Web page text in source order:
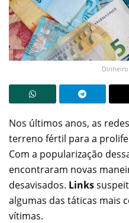
Nos últimos anos, as
terreno fértil para a
Com a popularização
encontraram novas
desavisados. Links
algumas das táticas mais
vítimas.